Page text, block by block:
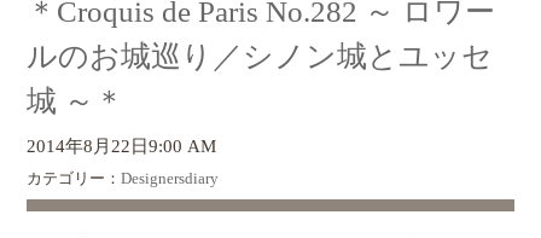
＊Croquis de Paris No.282 ～ ロワー
ルのお城巡り／シノン城とユッセ
城 ～＊
2014年8月22日9:00 AM
カテゴリー：Designersdiary